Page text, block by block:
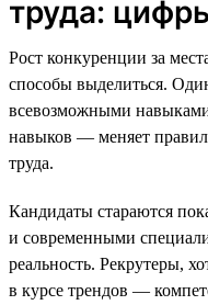
труда:
Рост конкуренции за
способы выделиться.
всевозможными
навыков — меняет
труда.
Кандидаты стараются
и современными
реальность. Рекрутеры,
в курсе трендов —